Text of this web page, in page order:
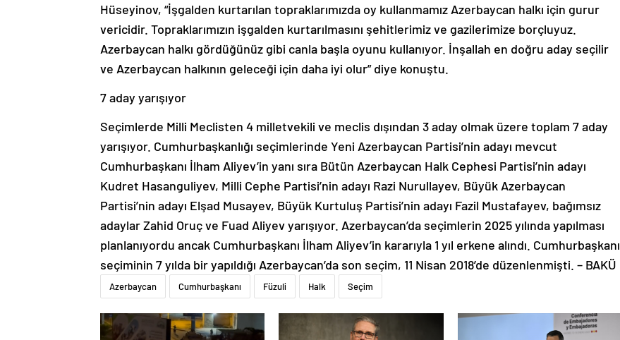
Hüseyinov, “İşgalden kurtarılan topraklarımızda oy kullanmamız Azerbaycan halkı için gurur
vericidir. Topraklarımızın işgalden kurtarılmasını şehitlerimiz ve gazilerimize borçluyuz.
Azerbaycan halkı gördüğünüz gibi canla başla oyunu kullanıyor. İnşallah en doğru aday seçilir
ve Azerbaycan halkının geleceği için daha iyi olur” diye konuştu.
7 aday yarışıyor
Seçimlerde Milli Meclisten 4 milletvekili ve meclis dışından 3 aday olmak üzere toplam 7 aday
yarışıyor. Cumhurbaşkanlığı seçimlerinde Yeni Azerbaycan Partisi’nin adayı mevcut
Cumhurbaşkanı İlham Aliyev’in yanı sıra Bütün Azerbaycan Halk Cephesi Partisi’nin adayı
Kudret Hasanguliyev, Milli Cephe Partisi’nin adayı Razi Nurullayev, Büyük Azerbaycan
Partisi’nin adayı Elşad Musayev, Büyük Kurtuluş Partisi’nin adayı Fazil Mustafayev, bağımsız
adaylar Zahid Oruç ve Fuad Aliyev yarışıyor. Azerbaycan’da seçimlerin 2025 yılında yapılması
planlanıyordu ancak Cumhurbaşkanı İlham Aliyev’in kararıyla 1 yıl erkene alındı. Cumhurbaşkanı
seçiminin 7 yılda bir yapıldığı Azerbaycan’da son seçim, 11 Nisan 2018’de düzenlenmişti. – BAKÜ
Azerbaycan Cumhurbaşkanı Füzuli Halk Seçim